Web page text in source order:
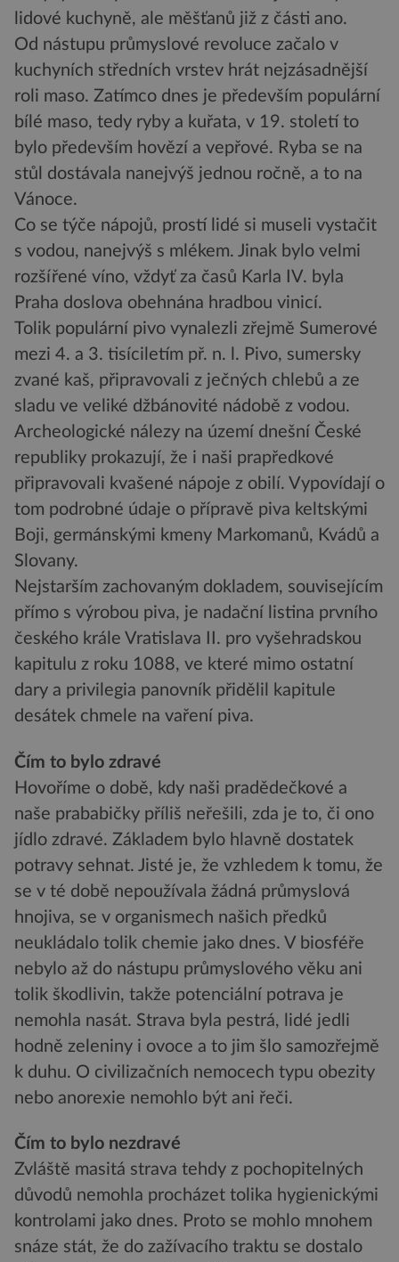
lidové kuchyně, ale měšťanů již z části ano.
Od nástupu průmyslové revoluce začalo v
kuchyních středních vrstev hrát nejzásadnější
roli maso. Zatímco dnes je především populární
bílé maso, tedy ryby a kuřata, v 19. století to
bylo především hovězí a vepřové. Ryba se na
stůl dostávala nanejvýš jednou ročně, a to na
Vánoce.
Co se týče nápojů, prostí lidé si museli vystačit
s vodou, nanejvýš s mlékem. Jinak bylo velmi
rozšířené víno, vždyť za časů Karla IV. byla
Praha doslova obehnána hradbou vinicí.
Tolik populární pivo vynalezli zřejmě Sumerové
mezi 4. a 3. tisíciletím př. n. l. Pivo, sumersky
zvané kaš, připravovali z ječných chlebů a ze
sladu ve veliké džbánovité nádobě z vodou.
Archeologické nálezy na území dnešní České
republiky prokazují, že i naši prapředkové
připravovali kvašené nápoje z obilí. Vypovídají o
tom podrobné údaje o přípravě piva keltskými
Boji, germánskými kmeny Markomanů, Kvádů a
Slovany.
Nejstarším zachovaným dokladem, souvisejícím
přímo s výrobou piva, je nadační listina prvního
českého krále Vratislava II. pro vyšehradskou
kapitulu z roku 1088, ve které mimo ostatní
dary a privilegia panovník přidělil kapitule
desátek chmele na vaření piva.
Čím to bylo zdravé
Hovoříme o době, kdy naši pradědečkové a
naše prababičky příliš neřešili, zda je to, či ono
jídlo zdravé. Základem bylo hlavně dostatek
potravy sehnat. Jisté je, že vzhledem k tomu, že
se v té době nepoužívala žádná průmyslová
hnojiva, se v organismech našich předků
neukládalo tolik chemie jako dnes. V biosféře
nebylo až do nástupu průmyslového věku ani
tolik škodlivin, takže potenciální potrava je
nemohla nasát. Strava byla pestrá, lidé jedli
hodně zeleniny i ovoce a to jim šlo samozřejmě
k duhu. O civilizačních nemocech typu obezity
nebo anorexie nemohlo být ani řeči.
Čím to bylo nezdravé
Zvláště masitá strava tehdy z pochopitelných
důvodů nemohla procházet tolika hygienickými
kontrolami jako dnes. Proto se mohlo mnohem
snáze stát, že do zažívacího traktu se dostalo